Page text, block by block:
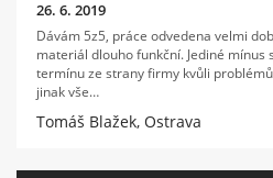
26. 6. 2019
Dávám 5z5, práce odvedena velmi
materiál dlouho funkční. Jediné mínus
termínu ze strany firmy kvůli
jinak vše…
Tomáš Blažek, Ostrava